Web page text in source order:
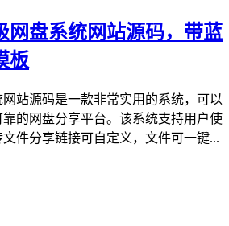
网盘系统网站源码，带蓝
板
站源码是一款非常实用的系统，可以
的网盘分享平台。该系统支持用户使
件分享链接可自定义，文件可一键...